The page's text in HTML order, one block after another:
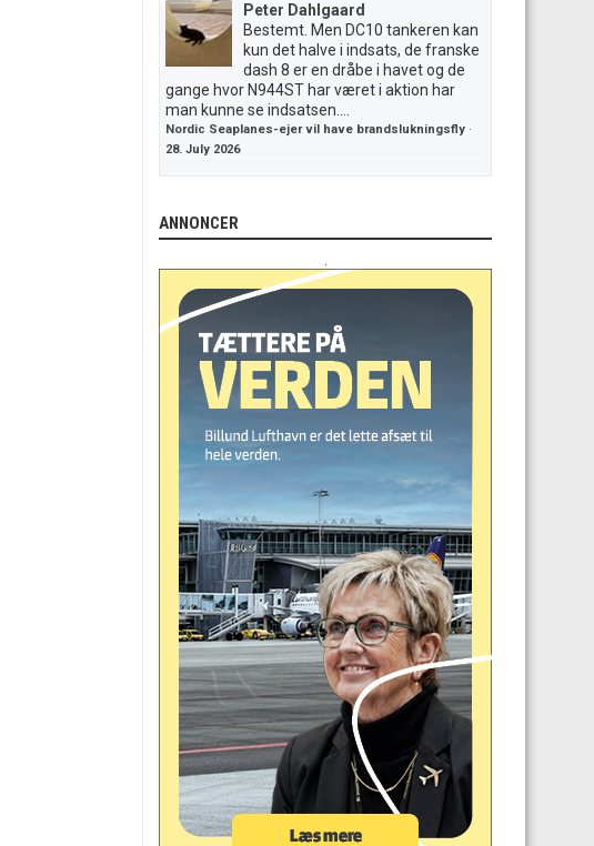
Peter Dahlgaard
Bestemt. Men DC10 tankeren kan
kun det halve i indsats, de franske
dash 8 er en dråbe i havet og de
gange hvor N944ST har været i aktion har
man kunne se indsatsen....
Nordic Seaplanes-ejer vil have brandslukningsfly ·
28. July 2026
ANNONCER